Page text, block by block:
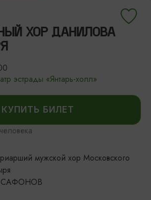
ХОР ДАНИЛОВА
эстрады «Янтарь-холл»
КУПИТЬ БИЛЕТ
мужской хор Московского
САФОНОВ